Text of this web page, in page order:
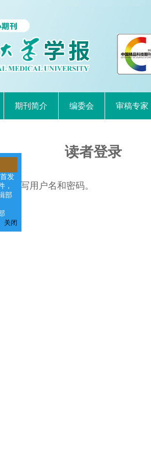
期刊简介 编委会 审稿专家
读者登录
填写用户名和密码。
发
，
部
关闭